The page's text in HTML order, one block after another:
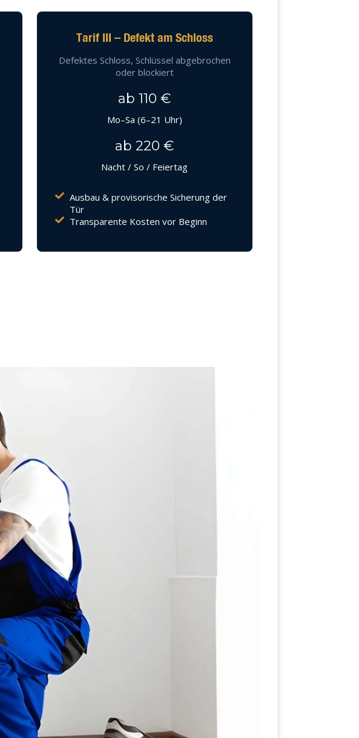
Tarif III – Defekt am Schloss
Defektes Schloss, Schlüssel abgebrochen
oder blockiert
ab 110 €
Mo–Sa (6–21 Uhr)
ab 220 €
Nacht / So / Feiertag
Ausbau & provisorische Sicherung der
Tür
Transparente Kosten vor Beginn